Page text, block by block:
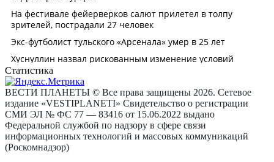
Статистика
ВЕСТИ ПЛАНЕТЫ © Все права защищены 2026. Сетевое
издание «VESTIPLANETI» Свидетельство о регистрации
СМИ ЭЛ № ФС 77 — 83416 от 15.06.2022 выдано
Федеральной службой по надзору в сфере связи
информационных технологий и массовых коммуникаций
(Роскомнадзор)